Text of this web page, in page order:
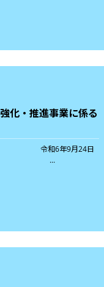
化・推進事業に係る
24日
各位 ...